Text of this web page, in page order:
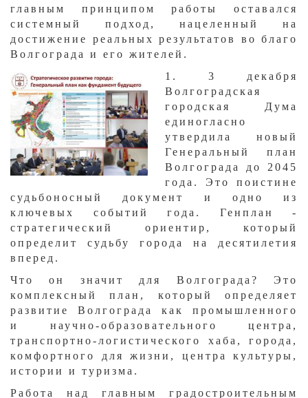
главным принципом работы оставался
системный подход, нацеленный на
достижение реальных результатов во благо
Волгограда и его жителей.
​1. 3 декабря
Волгоградская
городская Дума
единогласно
утвердила новый
Генеральный план
Волгограда до 2045
года. Это поистине
судьбоносный документ и одно из
ключевых событий года. Генплан -
стратегический ориентир, который
определит судьбу города на десятилетия
вперед.
Что он значит для Волгограда? Это
комплексный план, который определяет
развитие Волгограда как промышленного
и научно-образовательного центра,
транспортно-логистического хаба, города,
комфортного для жизни, центра культуры,
истории и туризма.
Работа над главным градостроительным